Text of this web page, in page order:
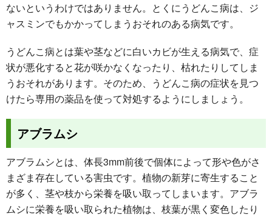
ないというわけではありません。とくにうどんこ病は、ジ
ャスミンでもかかってしまうおそれのある病気です。
うどんこ病とは葉や茎などに白いカビが生える病気で、症
状が悪化すると花が咲かなくなったり、枯れたりしてしま
うおそれがあります。そのため、うどんこ病の症状を見つ
けたら専用の薬品を使って対処するようにしましょう。
アブラムシ
アブラムシとは、体長3mm前後で個体によって形や色がさ
まざま存在している害虫です。植物の新芽に寄生すること
が多く、茎や枝から栄養を吸い取ってしまいます。アブラ
ムシに栄養を吸い取られた植物は、枝葉が黒く変色したり